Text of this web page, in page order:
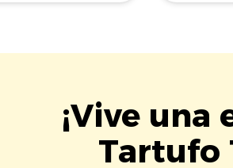
¡Vive una
Tartufo